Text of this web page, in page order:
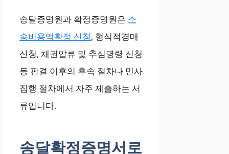
송달증명원과 확정증명원은 소
송비용액확정 신청, 형식적경매
신청, 채권압류 및 추심명령 신청
등 판결 이후의 후속 절차나 민사
집행 절차에서 자주 제출하는 서
류입니다.
송달확정증명서로